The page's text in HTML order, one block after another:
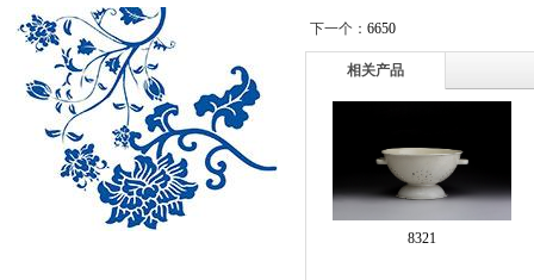
下一个： 6650
相关产品
8321